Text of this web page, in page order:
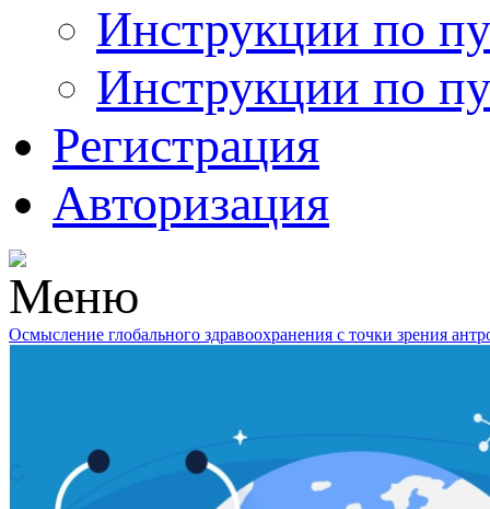
Инструкции по
Инструкции по
Регистрация
Авторизация
Осмысление глобального здравоохранения с точки зрения